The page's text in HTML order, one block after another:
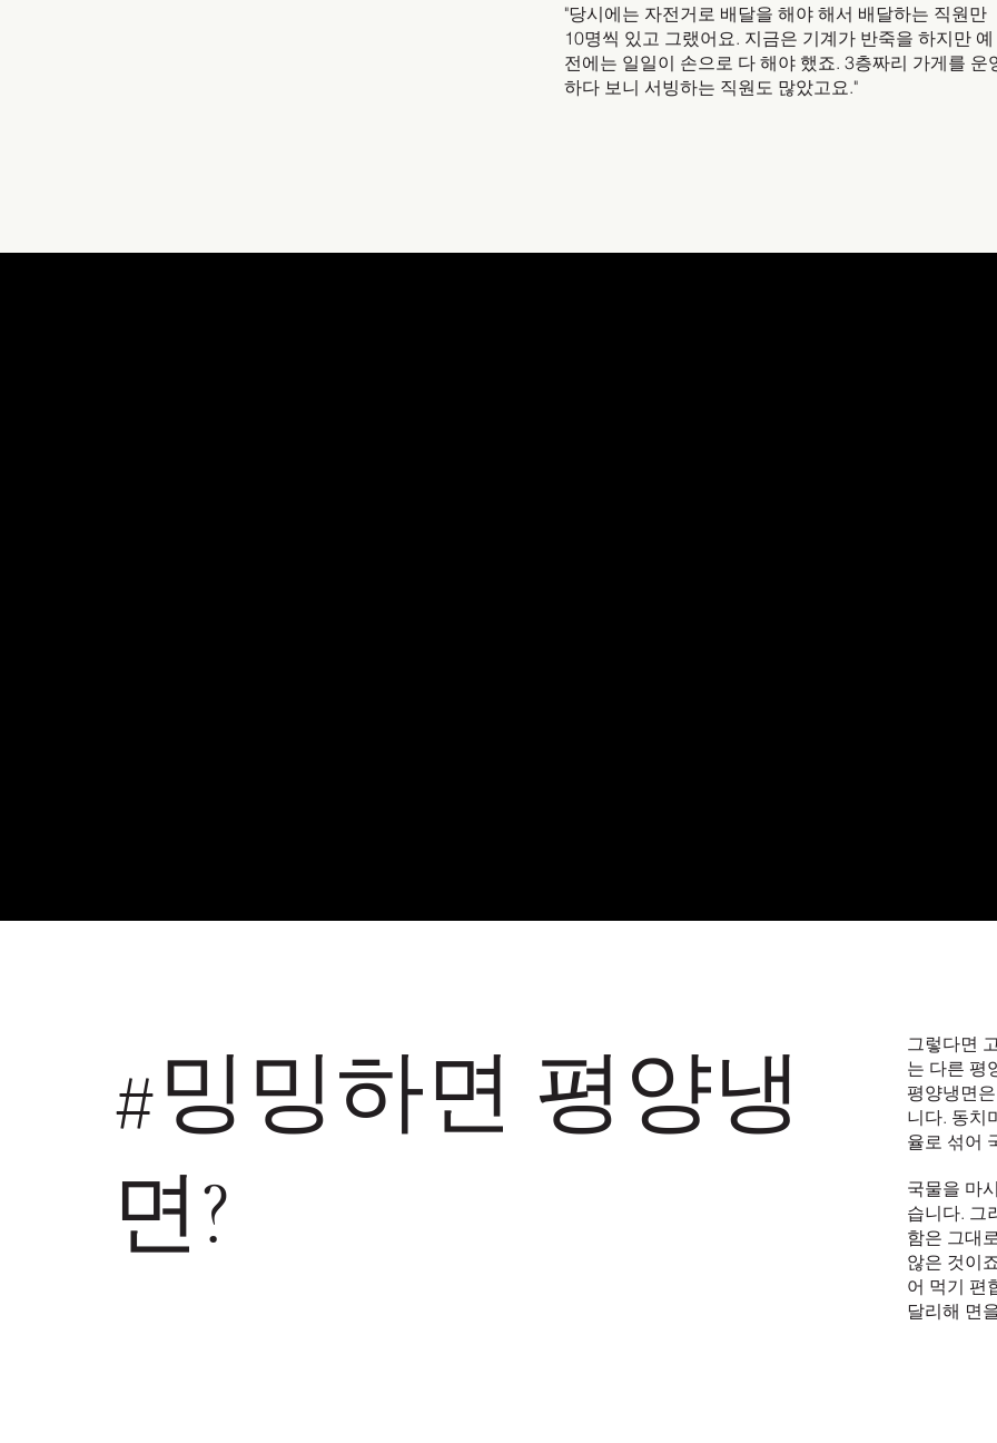
"당시에는 자전거로 배달을 해야 해서 배달하는 직원만
10명씩 있고 그랬어요. 지금은 기계가 반죽을 하지만 예
전에는 일일이 손으로 다 해야 했죠. 3층짜리 가게를 운
하다 보니 서빙하는 직원도 많았고요."
그렇다면
는 다른 평
평양냉면
니다. 동치
율로 섞어
국물을 마
습니다. 그
함은 그대
않은 것이
어 먹기 편
달리해 면
#밍밍하면 평양냉
면?